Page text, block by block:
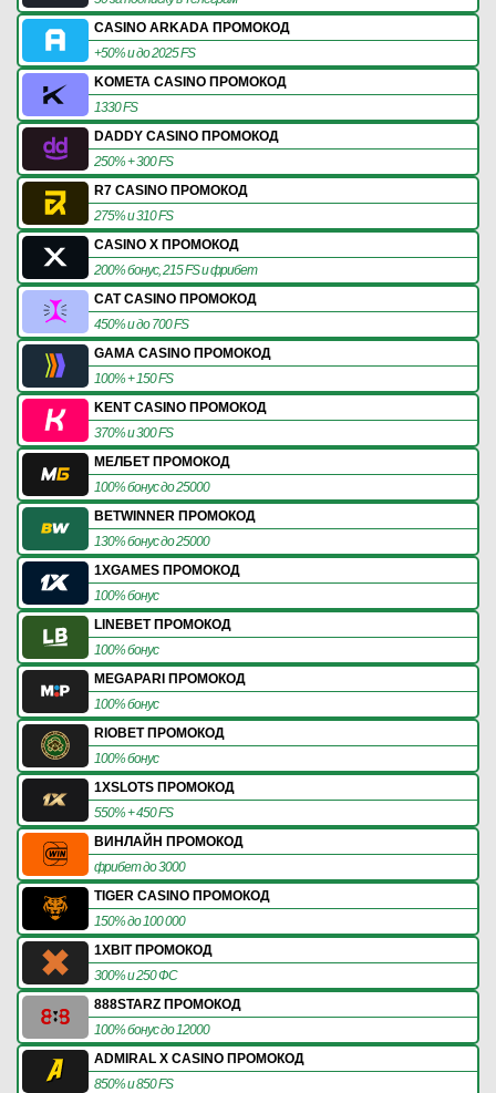
CASINO ARKADA ПРОМОКОД
+50% и до 2025 FS
KOMETA CASINO ПРОМОКОД
1330 FS
DADDY CASINO ПРОМОКОД
250% + 300 FS
R7 CASINO ПРОМОКОД
275% и 310 FS
CASINO X ПРОМОКОД
200% бонус, 215 FS и фрибет
CAT CASINO ПРОМОКОД
450% и до 700 FS
GAMA CASINO ПРОМОКОД
100% + 150 FS
KENT CASINO ПРОМОКОД
370% и 300 FS
МЕЛБЕТ ПРОМОКОД
100% бонус до 25000
BETWINNER ПРОМОКОД
130% бонус до 25000
1XGAMES ПРОМОКОД
100% бонус
LINEBET ПРОМОКОД
100% бонус
MEGAPARI ПРОМОКОД
100% бонус
RIOBET ПРОМОКОД
100% бонус
1XSLOTS ПРОМОКОД
550% + 450 FS
ВИНЛАЙН ПРОМОКОД
фрибет до 3000
TIGER CASINO ПРОМОКОД
150% до 100 000
1XBIT ПРОМОКОД
300% и 250 ФС
888STARZ ПРОМОКОД
100% бонус до 12000
ADMIRAL X CASINO ПРОМОКОД
850% и 850 FS